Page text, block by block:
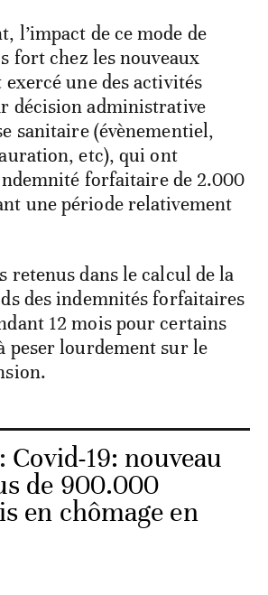
l’impact de ce mode de
fort chez les nouveaux
une des activités
décision administrative
sanitaire (évènementiel,
etc), qui ont
forfaitaire de 2.000
une période relativement
retenus dans le calcul de la
des indemnités forfaitaires
12 mois pour certains
peser lourdement sur le
Covid-19: nouveau
de 900.000
en chômage en